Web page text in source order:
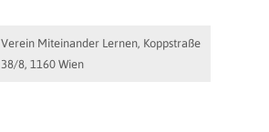
Verein Miteinander Lernen, Koppstraße
38/8, 1160 Wien